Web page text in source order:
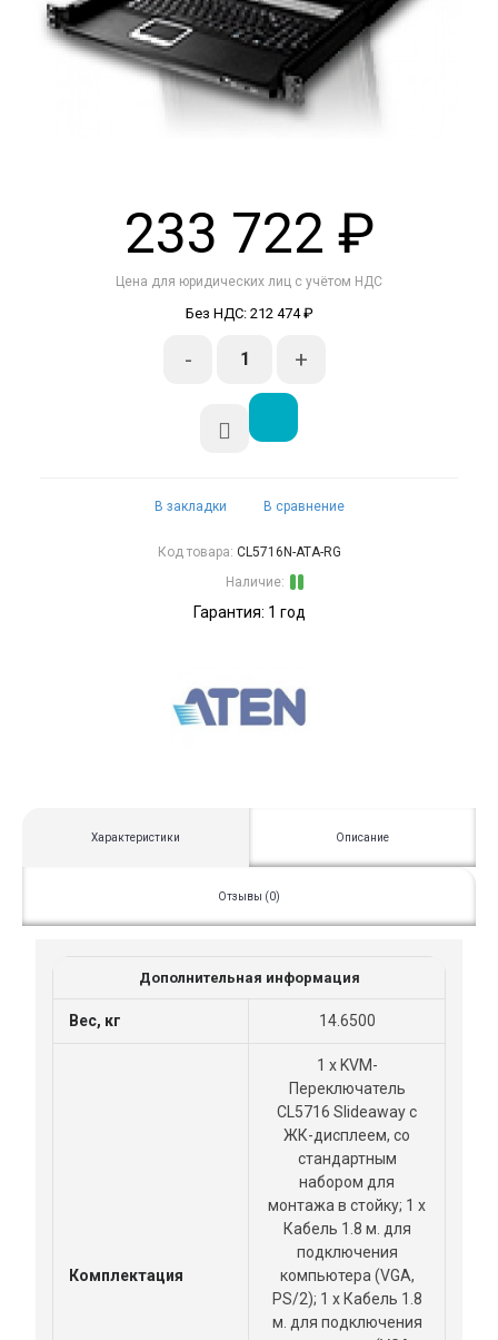
Характеристики Описание
Отзывы (0)
Дополнительная информация
Вес, кг 14.6500
Комплектация
1 x KVM-
Переключатель
CL5716 Slideaway с
ЖК-дисплеем, со
стандартным
набором для
монтажа в стойку; 1 х
Кабель 1.8 м. для
подключения
компьютера (VGA,
PS/2); 1 х Кабель 1.8
м. для подключения
233 722 ₽
Цена для юридических лиц с учётом НДС
Без НДС: 212 474 ₽
- +
В закладки В сравнение
Код товара: CL5716N-ATA-RG
Наличие:
Гарантия: 1 год